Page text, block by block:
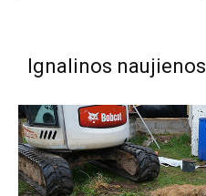
Ignalinos naujienos